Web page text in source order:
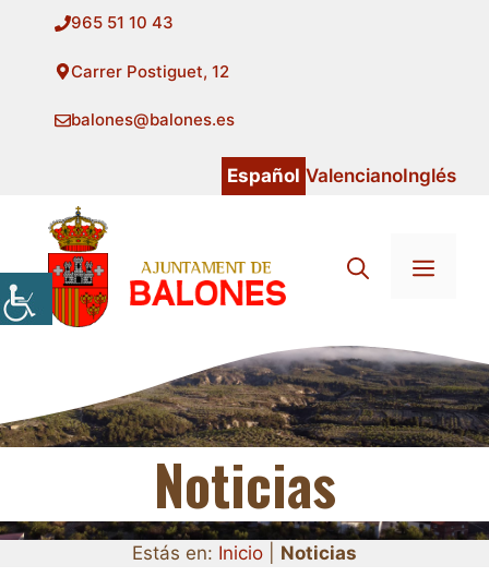
contenido
965 51 10 43
Carrer Postiguet, 12
balones@balones.es
Español ValencianoInglés
Menú
Noticias
Estás en: Inicio Noticias